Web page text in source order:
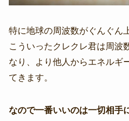
特に地球の周波数がぐんぐん
こういったクレクレ君は周波
なり、より他人からエネルギ
てきます。
なので一番いいのは一切相手